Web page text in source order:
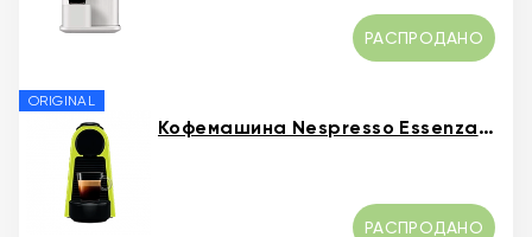
РАСПРОДАНО
ORIGINAL
Кофемашина Nespresso Essenza Mini Green
РАСПРОДАНО